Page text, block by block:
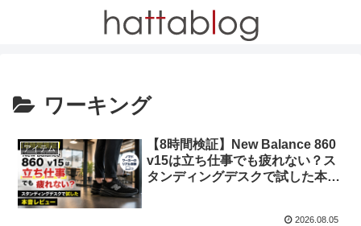
ワーキング
アイテム
【8時間検証】New Balance 860
v15は立ち仕事でも疲れない？ス
タンディングデスクで試した本音
2026.08.05